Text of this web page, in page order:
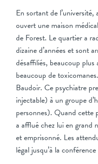
En sortant de l’université,
ouvert une maison
de Forest. Le quartier a
dizaine d’années et sont
désaffiliés, beaucoup
beaucoup de
Baudoir. Ce psychiatre
injectable) à un groupe
personnes). Quand cette
a afflué chez lui en grand
et emprisonné. Les
légal jusqu’à la